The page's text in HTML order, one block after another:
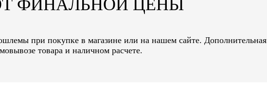
ФИНАЛЬНОЙ ЦЕНЫ
при покупке в магазине или на нашем сайте. Дополнительная
товара и наличном расчете.